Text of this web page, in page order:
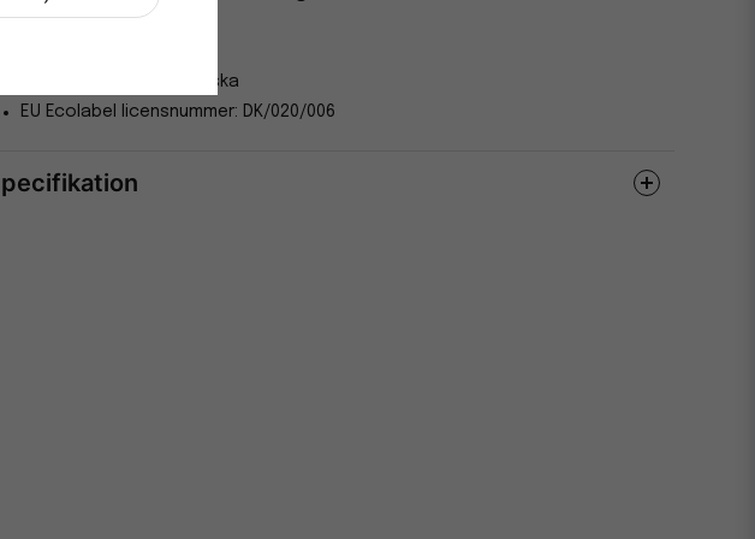
pH-värde: 2
Utseende: Klar röd vätska
EU Ecolabel licensnummer: DK/020/006